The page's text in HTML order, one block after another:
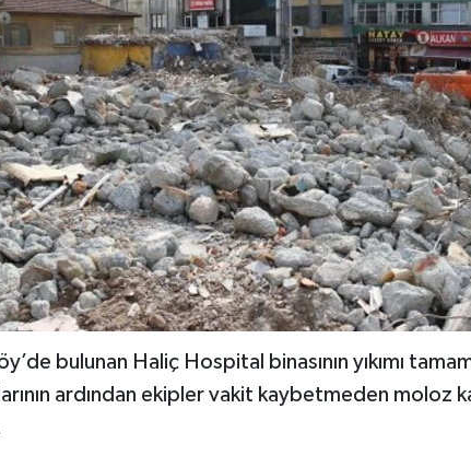
bulunan Haliç Hospital binasının yıkımı
ardından ekipler vakit kaybetmeden moloz